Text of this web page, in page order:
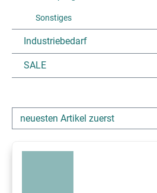
Sonstiges
Industriebedarf
SALE